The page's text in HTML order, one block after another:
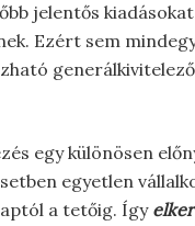
jelentős kiadásokat
Ezért sem
egy különösen
egyetlen
a tetőig. Így